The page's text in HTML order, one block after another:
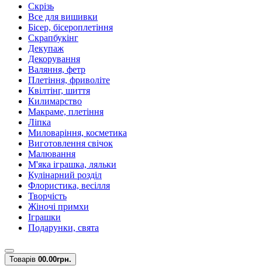
Скрізь
Все для вишивки
Бісер, бісероплетіння
Скрапбукінг
Декупаж
Декорування
Валяння, фетр
Плетіння, фриволіте
Квілтінг, шиття
Килимарство
Макраме, плетіння
Ліпка
Миловаріння, косметика
Виготовлення свічок
Малювання
М'яка іграшка, ляльки
Кулінарний розділ
Флористика, весілля
Творчість
Жіночі примхи
Іграшки
Подарунки, свята
Товарів 00.00грн.